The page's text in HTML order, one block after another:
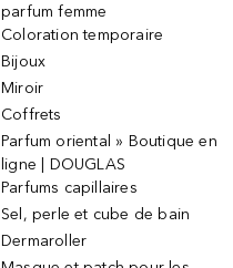
parfum femme
Coloration temporaire
Bijoux
Miroir
Coffrets
Parfum oriental » Boutique en
ligne | DOUGLAS
Parfums capillaires
Sel, perle et cube de bain
Dermaroller